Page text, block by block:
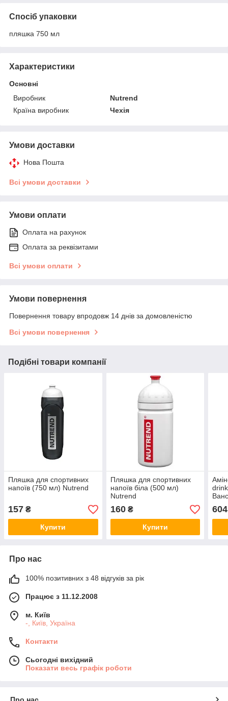
Спосіб упаковки
пляшка 750 мл
Характеристики
Основні
Виробник
Nutrend
Країна виробник
Чехія
Умови доставки
Нова Пошта
Всі умови доставки
Умови оплати
Оплата на рахунок
Оплата за реквізитами
Всі умови оплати
Умови повернення
Повернення товару впродовж 14 днів за домовленістю
Всі умови повернення
Подібні товари компанії
Пляшка для спортивних
напоїв (750 мл) Nutrend
157 ₴
Купити
Пляшка для спортивних
напоїв біла (500 мл)
Nutrend
160₴
Купити
604
Про нас
100% позитивних з 48 відгуків за рік
Працює з 11.12.2008
м. Київ
-, Київ, Україна
Контакти
Сьогодні вихідний
Показати весь графік роботи